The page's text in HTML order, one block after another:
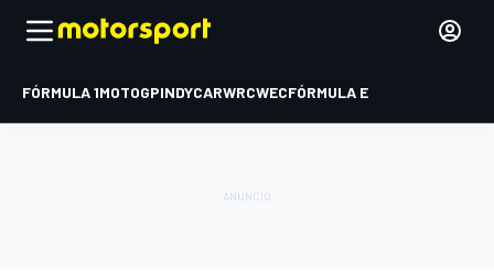
FÓRMULA 1MOTOGPINDYCARWRCWECFÓRMULA E